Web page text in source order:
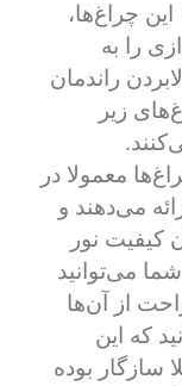
چراغ‌ها،
را به
راندمان
زیر
معمولا در
می‌دهند و
کیفیت نور
می‌توانید
از آن‌ها
که این
سازگار بوده